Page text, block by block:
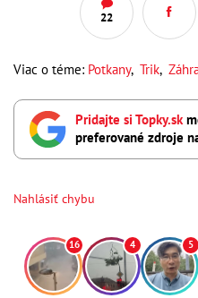
22
Viac o téme: Potkany, Trik,
Pridajte si Topky.sk
preferované zdroje
Nahlásiť chybu
16 4 5